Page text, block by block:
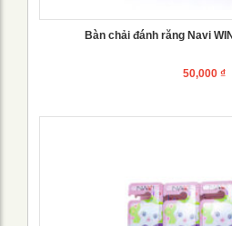
Bàn chải đánh răng Navi
50,000 ₫